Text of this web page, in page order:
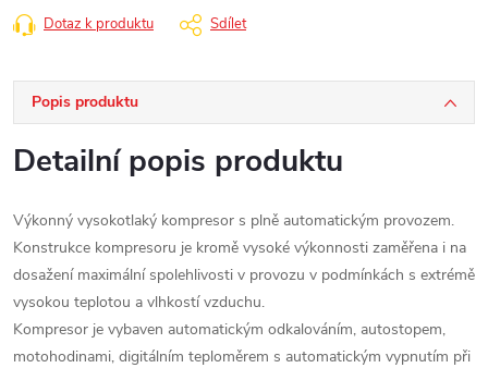
Dotaz k produktu Sdílet
Popis produktu
Detailní popis produktu
Výkonný vysokotlaký kompresor s plně automatickým provozem.
Konstrukce kompresoru je kromě vysoké výkonnosti zaměřena i na
dosažení maximální spolehlivosti v provozu v podmínkách s extrémě
vysokou teplotou a vlhkostí vzduchu.
Kompresor je vybaven automatickým odkalováním, autostopem,
motohodinami, digitálním teploměrem s automatickým vypnutím při